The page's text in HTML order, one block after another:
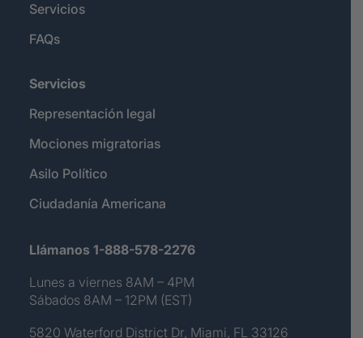
Servicios
FAQs
Servicios
Representación legal
Mociones migratorias
Asilo Político
Ciudadanía Americana
Llámanos 1-888-578-2276
Lunes a viernes 8AM – 4PM
Sábados 8AM – 12PM (EST)
5820 Waterford District Dr, Miami, FL 33126